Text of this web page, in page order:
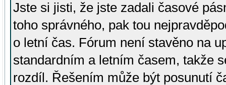
Jste si jisti, že jste zadali časové
toho správného, pak tou
o letní čas. Fórum není stavěno na
standardním a letním časem, takže
rozdíl. Řešením může být posunutí